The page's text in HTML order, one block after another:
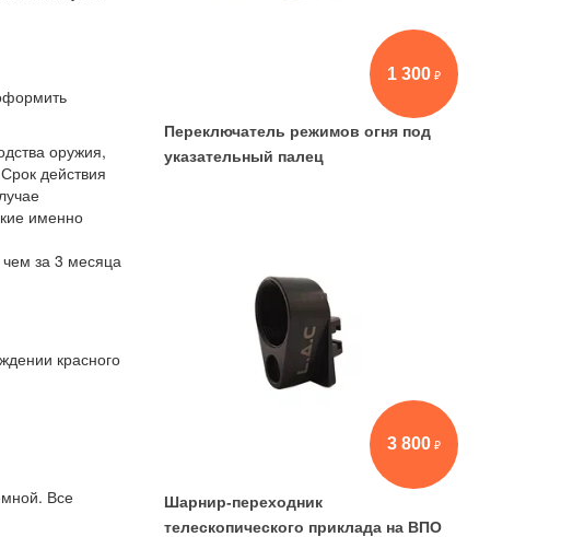
оружия,
действия
именно
чем за 3 месяца
красного
Все
1 300
Переключатель режимов огня под
указательный палец
3 800
Шарнир-переходник
телескопического приклада на ВПО